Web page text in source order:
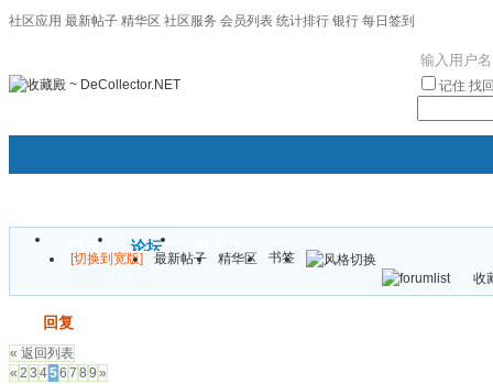
社区应用 最新帖子 精华区 社区服务 会员列表 统计排行 银行 每日签到
记住 找
门户 论坛
[切换到宽版] 最新帖子 精华区
书签
收
回复
« 返回列表
« 2 3 456 7 8 9 »